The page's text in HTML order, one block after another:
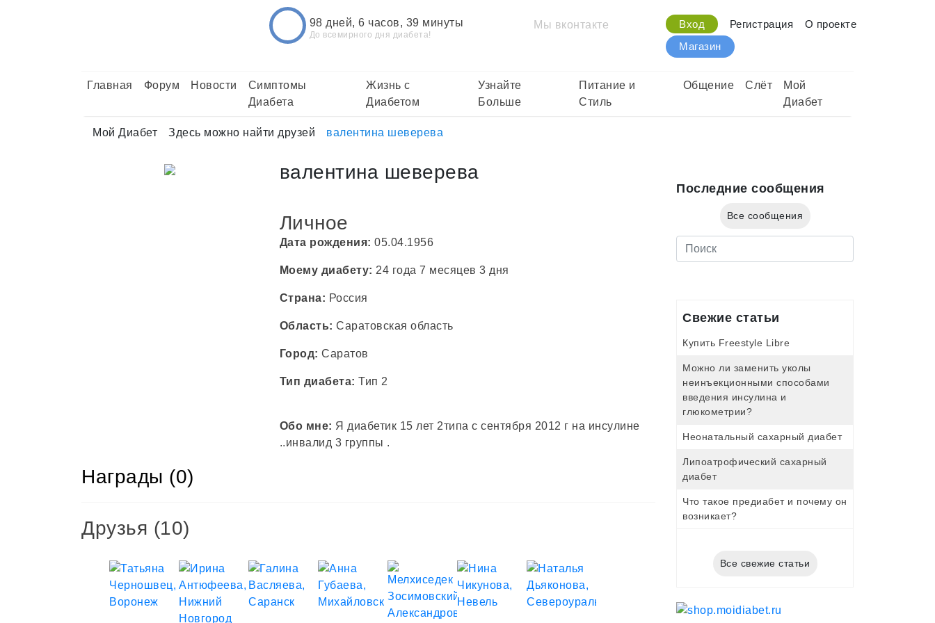
98 дней, 6 часов, 39 минуты
До всемирного дня диабета!
Мы вконтакте Вход Регистрация
О проекте
Магазин
Главная Форум Новости
Симптомы
Диабета
Жизнь с
Диабетом
Узнайте
Больше
Питание и
Стиль
Общение Слёт
Мой
Диабет
Мой Диабет Здесь можно найти друзей валентина шеверева
валентина шеверева
Личное
Дата рождения: 05.04.1956
Моему диабету: 24 года 7 месяцев 3 дня
Страна: Россия
Область: Саратовская область
Город: Саратов
Тип диабета: Тип 2
Обо мне: Я диабетик 15 лет 2типа с сентября 2012 г на инсулине
..инвалид 3 группы .
Награды (0)
Друзья (10)
Последние сообщения
Все сообщения
Свежие статьи
Купить Freestyle Libre
Можно ли заменить уколы
неинъекционными способами
введения инсулина и
глюкометрии?
Неонатальный сахарный диабет
Липоатрофический сахарный
диабет
Что такое предиабет и почему он
возникает?
Все свежие статьи